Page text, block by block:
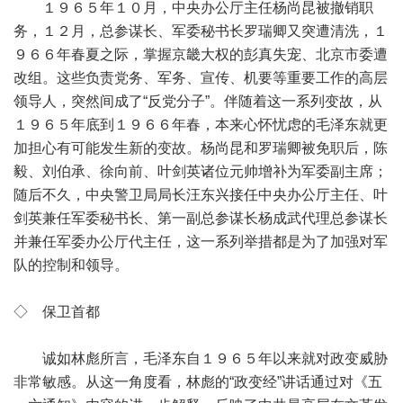
１９６５年１０月，中央办公厅主任杨尚昆被撤销职
务，１２月，总参谋长、军委秘书长罗瑞卿又突遭清洗，１
９６６年春夏之际，掌握京畿大权的彭真失宠、北京市委遭
改组。这些负责党务、军务、宣传、机要等重要工作的高层
领导人，突然间成了“反党分子”。伴随着这一系列变故，从
１９６５年底到１９６６年春，本来心怀忧虑的毛泽东就更
加担心有可能发生新的变故。杨尚昆和罗瑞卿被免职后，陈
毅、刘伯承、徐向前、叶剑英诸位元帅增补为军委副主席；
随后不久，中央警卫局局长汪东兴接任中央办公厅主任、叶
剑英兼任军委秘书长、第一副总参谋长杨成武代理总参谋长
并兼任军委办公厅代主任，这一系列举措都是为了加强对军
队的控制和领导。
◇ 保卫首都
诚如林彪所言，毛泽东自１９６５年以来就对政变威胁
非常敏感。从这一角度看，林彪的“政变经”讲话通过对《五